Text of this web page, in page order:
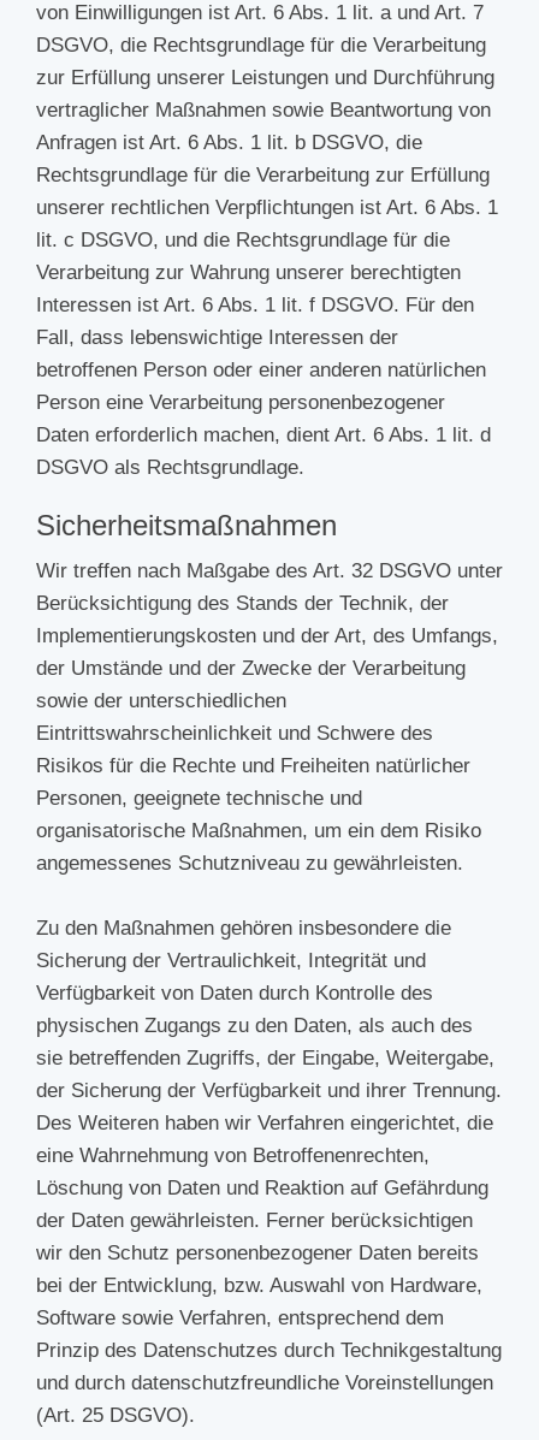
von Einwilligungen ist Art. 6 Abs. 1 lit. a und Art. 7
DSGVO, die Rechtsgrundlage für die Verarbeitung
zur Erfüllung unserer Leistungen und Durchführung
vertraglicher Maßnahmen sowie Beantwortung von
Anfragen ist Art. 6 Abs. 1 lit. b DSGVO, die
Rechtsgrundlage für die Verarbeitung zur Erfüllung
unserer rechtlichen Verpflichtungen ist Art. 6 Abs. 1
lit. c DSGVO, und die Rechtsgrundlage für die
Verarbeitung zur Wahrung unserer berechtigten
Interessen ist Art. 6 Abs. 1 lit. f DSGVO. Für den
Fall, dass lebenswichtige Interessen der
betroffenen Person oder einer anderen natürlichen
Person eine Verarbeitung personenbezogener
Daten erforderlich machen, dient Art. 6 Abs. 1 lit. d
DSGVO als Rechtsgrundlage.
Sicherheitsmaßnahmen
Wir treffen nach Maßgabe des Art. 32 DSGVO unter
Berücksichtigung des Stands der Technik, der
Implementierungskosten und der Art, des Umfangs,
der Umstände und der Zwecke der Verarbeitung
sowie der unterschiedlichen
Eintrittswahrscheinlichkeit und Schwere des
Risikos für die Rechte und Freiheiten natürlicher
Personen, geeignete technische und
organisatorische Maßnahmen, um ein dem Risiko
angemessenes Schutzniveau zu gewährleisten.
Zu den Maßnahmen gehören insbesondere die
Sicherung der Vertraulichkeit, Integrität und
Verfügbarkeit von Daten durch Kontrolle des
physischen Zugangs zu den Daten, als auch des
sie betreffenden Zugriffs, der Eingabe, Weitergabe,
der Sicherung der Verfügbarkeit und ihrer Trennung.
Des Weiteren haben wir Verfahren eingerichtet, die
eine Wahrnehmung von Betroffenenrechten,
Löschung von Daten und Reaktion auf Gefährdung
der Daten gewährleisten. Ferner berücksichtigen
wir den Schutz personenbezogener Daten bereits
bei der Entwicklung, bzw. Auswahl von Hardware,
Software sowie Verfahren, entsprechend dem
Prinzip des Datenschutzes durch Technikgestaltung
und durch datenschutzfreundliche Voreinstellungen
(Art. 25 DSGVO).